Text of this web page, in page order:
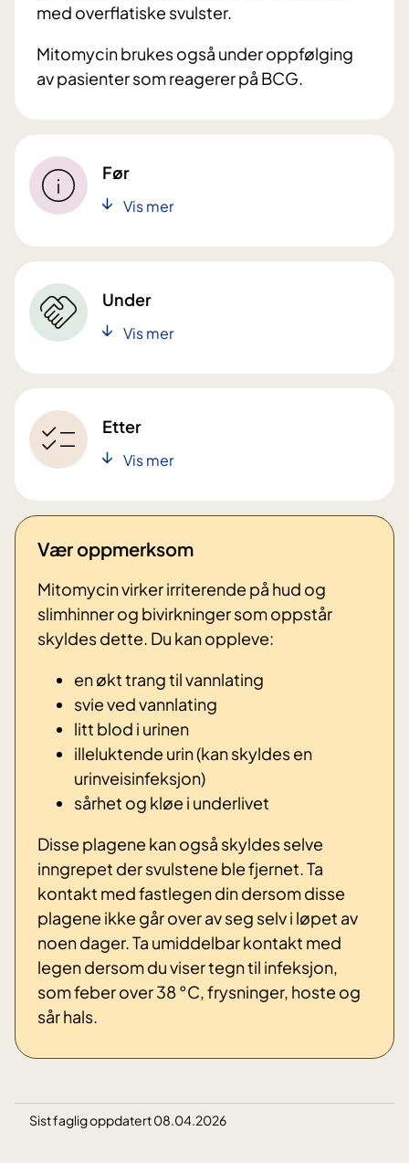
med overflatiske svulster.
Mitomycin brukes også under oppfølging
av pasienter som reagerer på BCG.
Før
Vis mer
Under
Vis mer
Etter
Vis mer
Vær oppmerksom
Mitomycin virker irriterende på hud og
slimhinner og bivirkninger som oppstår
skyldes dette. Du kan oppleve:
en økt trang til vannlating
svie ved vannlating
litt blod i urinen
illeluktende urin (kan skyldes en
urinveisinfeksjon)
sårhet og kløe i underlivet
Disse plagene kan også skyldes selve
inngrepet der svulstene ble fjernet. Ta
kontakt med fastlegen din dersom disse
plagene ikke går over av seg selv i løpet av
noen dager.Ta umiddelbar kontakt med
legen dersom du viser tegn til infeksjon,
som feber over 38 °C, frysninger, hoste og
sår hals.
Sist faglig oppdatert 08.04.2026